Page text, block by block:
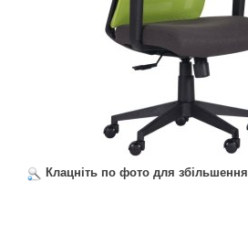
Клацніть по фото для збільшення